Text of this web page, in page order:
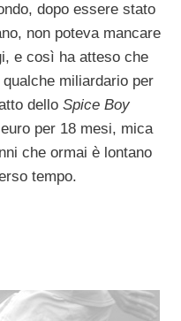
dopo essere stato
non poteva mancare
e così ha atteso che
miliardario per
dello Spice Boy
per 18 mesi, mica
che ormai è lontano
tempo.